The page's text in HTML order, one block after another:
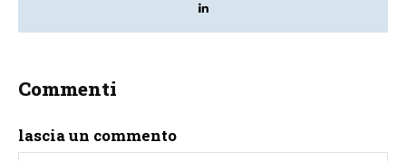
Commenti
lascia un commento